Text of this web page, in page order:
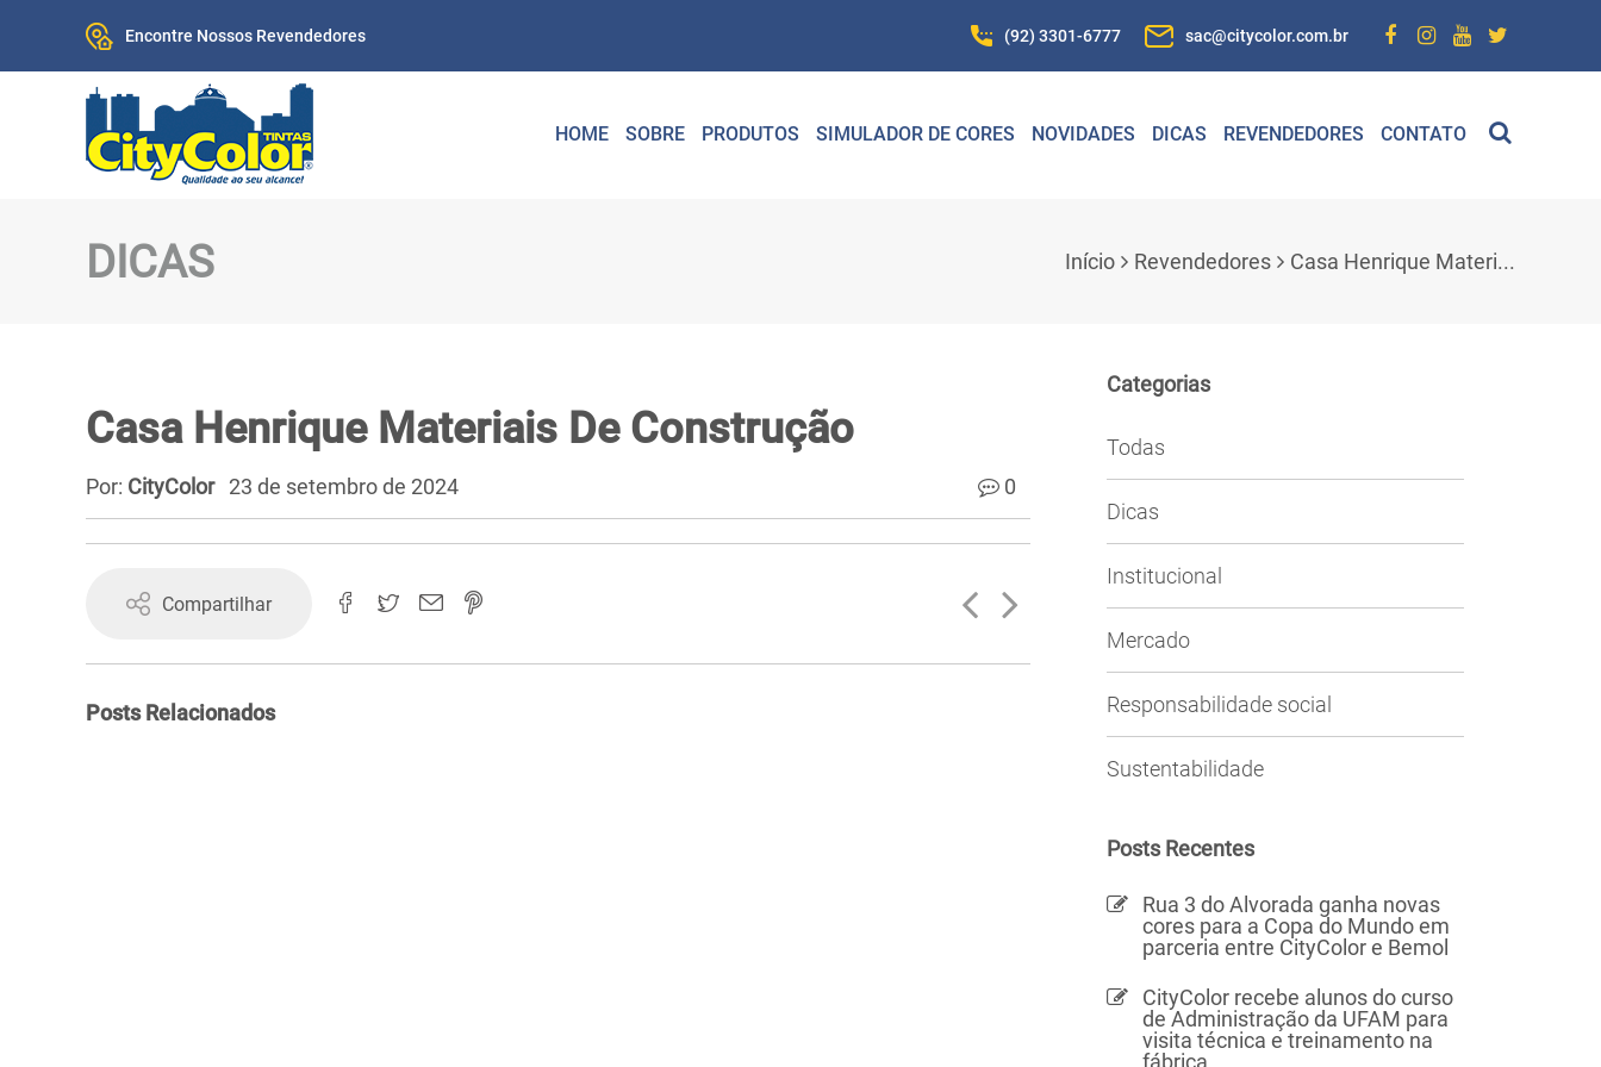
Encontre Nossos Revendedores (92) 3301-6777 sac@citycolor.com.br
HOME SOBRE PRODUTOS SIMULADOR DE CORES NOVIDADES DICAS REVENDEDORES CONTATO
DICAS Início Revendedores Casa Henrique Materi...
Casa Henrique Materiais De Construção
Por: CityColor 23 de setembro de 2024 0
Compartilhar
Posts Relacionados
Categorias
Todas
Dicas
Institucional
Mercado
Responsabilidade social
Sustentabilidade
Posts Recentes
Rua 3 do Alvorada ganha novas
cores para a Copa do Mundo em
parceria entre CityColor e Bemol
CityColor recebe alunos do curso
de Administração da UFAM para
visita técnica e treinamento na
fábrica